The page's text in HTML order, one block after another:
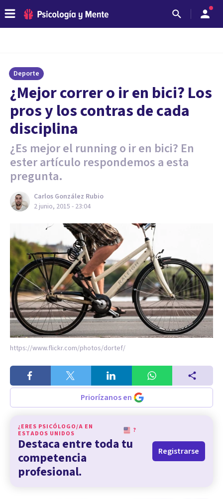
Deporte
¿Mejor correr o ir en bici? Los
pros y los contras de cada
disciplina
¿Es mejor el running o ir en bici? En
ester artículo respondemos a esta
pregunta.
Carlos González Rubio
2 junio, 2015 - 23:04
https://www.flickr.com/photos/dortef/
Priorízanos en
¿ERES PSICÓLOGO/A EN
ESTADOS UNIDOS
?
Destaca entre toda tu
competencia
profesional.
Registrarse